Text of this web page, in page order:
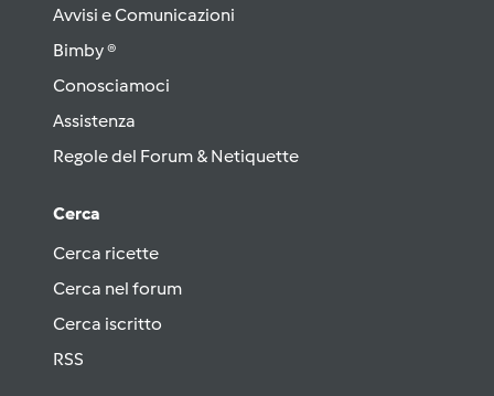
Avvisi e Comunicazioni
Bimby ®
Conosciamoci
Assistenza
Regole del Forum & Netiquette
Cerca
Cerca ricette
Cerca nel forum
Cerca iscritto
RSS